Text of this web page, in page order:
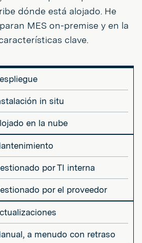
dónde está alojado. He
MES on-premise y en la
clave.
in situ
en la nube
por TI interna
por el proveedor
a menudo con retraso